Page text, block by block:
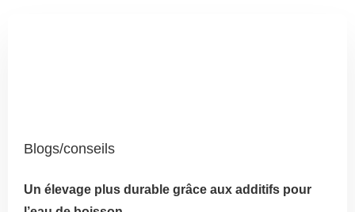
Blogs/conseils
Un élevage plus durable grâce aux additifs pour